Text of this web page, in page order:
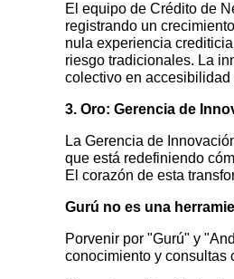
El equipo de Crédito de
registrando un
nula experiencia
riesgo tradicionales. La
colectivo en
3. Oro: Gerencia de
La Gerencia de
que está redefiniendo
El corazón de esta
Gurú no es una
Porvenir por "Gurú" y
conocimiento y consultas